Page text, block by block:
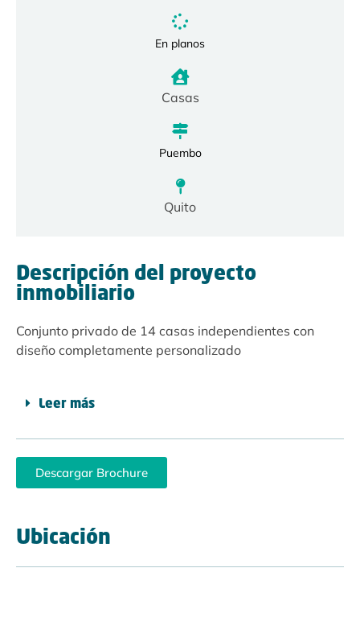
En planos
Casas
Puembo
Quito
Descripción del proyecto
inmobiliario
Conjunto privado de 14 casas independientes con
diseño completamente personalizado
Leer más
Descargar Brochure
Ubicación